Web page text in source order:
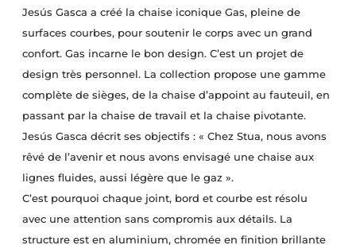
Jesús Gasca a créé la chaise iconique Gas, pleine de
surfaces courbes, pour soutenir le corps avec un grand
confort. Gas incarne le bon design. C’est un projet de
design très personnel. La collection propose une gamme
complète de sièges, de la chaise d’appoint au fauteuil, en
passant par la chaise de travail et la chaise pivotante.
Jesús Gasca décrit ses objectifs : « Chez Stua, nous avons
rêvé de l’avenir et nous avons envisagé une chaise aux
lignes fluides, aussi légère que le gaz ».
C’est pourquoi chaque joint, bord et courbe est résolu
avec une attention sans compromis aux détails. La
structure est en aluminium, chromée en finition brillante